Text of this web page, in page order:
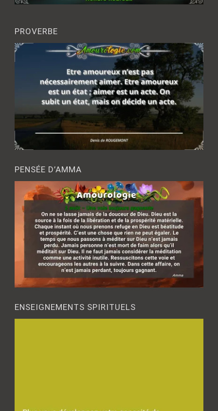
PROVERBE
PENSÉE D’AMMA
ENSEIGNEMENTS SPIRITUELS